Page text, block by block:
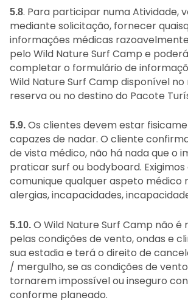
5.8. Para participar numa Atividade,
mediante solicitação, fornecer
informações médicas
pelo Wild Nature Surf Camp e
completar o formulário de
Wild Nature Surf Camp disponível
reserva ou no destino do Pacote
5.9. Os clientes devem estar
capazes de nadar. O cliente
de vista médico, não há nada que o
praticar surf ou bodyboard. Exigimos
comunique qualquer aspeto médico
alergias, incapacidades,
5.10. O Wild Nature Surf Camp não é
pelas condições de vento, ondas e
sua estadia e terá o direito de
/ mergulho, se as condições de
tornarem impossível ou inseguro
conforme planeado.